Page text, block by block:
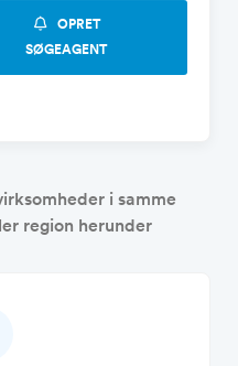
OPRET
SØGEAGENT
i samme
region herunder